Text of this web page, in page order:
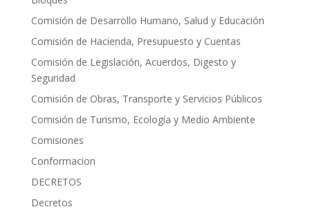
Comisión de Desarrollo Humano, Salud y Educación
Comisión de Hacienda, Presupuesto y Cuentas
Comisión de Legislación, Acuerdos, Digesto y
Seguridad
Comisión de Obras, Transporte y Servicios Públicos
Comisión de Turismo, Ecología y Medio Ambiente
Comisiones
Conformacion
DECRETOS
Decretos